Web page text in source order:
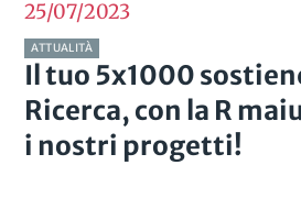
25/072023
ATTUALITÀ
Il tuo 5x1000
Ricerca, con la R
i nostri progetti!